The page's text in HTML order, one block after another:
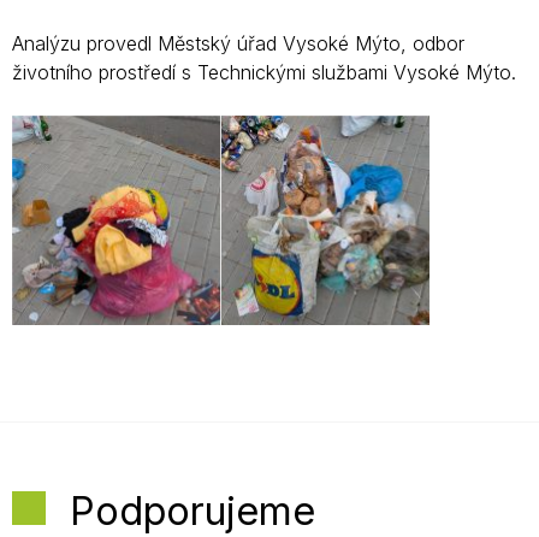
Analýzu provedl Městský úřad Vysoké Mýto, odbor
životního prostředí s Technickými službami Vysoké Mýto.
Podporujeme